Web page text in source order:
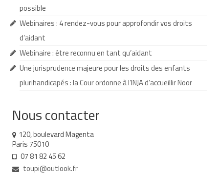
Autres aides financières
Aides municipales
Aides destinées aux fonctionnaires
Aides pour les salariés du privé
Aide exceptionnelle sécurité sociale
Aide aux démarches relatives à la
scolarisation
Education nationale : ASH
Scolarisation : conseils pour obtenir une
décision favorable
possible
Webinaires : 4 rendez-vous pour approfondir vos droits
d’aidant
Webinaire : être reconnu en tant qu’aidant
Une jurisprudence majeure pour les droits des enfants
plurihandicapés : la Cour ordonne à l’INJA d’accueillir Noor
Nous contacter
120, boulevard Magenta
Paris 75010
07 81 82 45 62
toupi@outlook.fr